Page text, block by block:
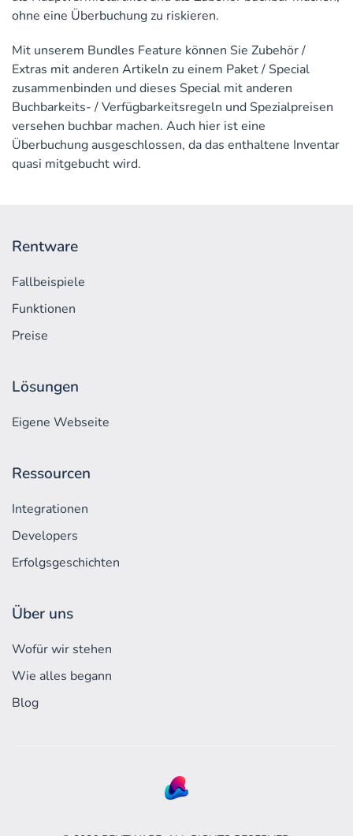
ohne eine Überbuchung zu riskieren.
Mit unserem Bundles Feature können Sie Zubehör /
Extras mit anderen Artikeln zu einem Paket / Special
zusammenbinden und dieses Special mit anderen
Buchbarkeits- / Verfügbarkeitsregeln und Spezialpreisen
versehen buchbar machen. Auch hier ist eine
Überbuchung ausgeschlossen, da das enthaltene Inventar
quasi mitgebucht wird.
Rentware
Fallbeispiele
Funktionen
Preise
Lösungen
Eigene Webseite
Ressourcen
Integrationen
Developers
Erfolgs­geschichten
Über uns
Wofür wir stehen
Wie alles begann
Blog